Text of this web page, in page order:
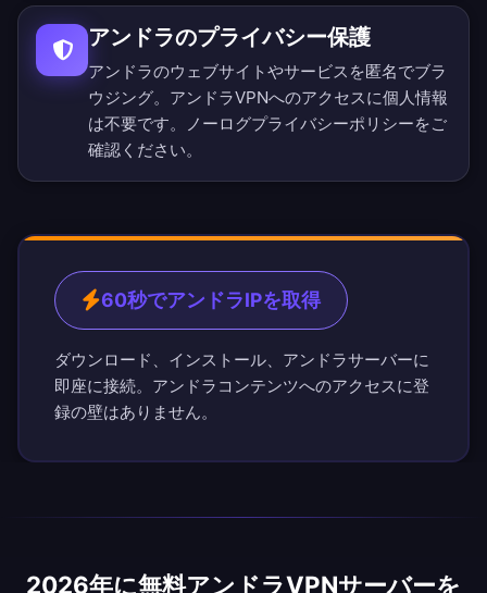
アンドラのプライバシー保護
アンドラのウェブサイトやサービスを匿名でブラ
ウジング。アンドラVPNへのアクセスに個人情報
は不要です。
ノーログプライバシーポリシーをご
確認ください。
60秒でアンドラIPを取得
ダウンロード、インストール、アンドラサーバーに
即座に接続。アンドラコンテンツへのアクセスに登
録の壁はありません。
2026年に無料アンドラVPNサーバーを